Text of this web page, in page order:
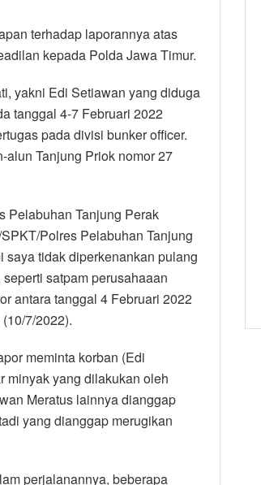
terhadap laporannya atas
kepada Polda Jawa Timur.
yakni Edi Setiawan yang diduga
tanggal 4-7 Februari 2022
pada divisi bunker officer.
Tanjung Priok nomor 27
Pelabuhan Tanjung Perak
Polres Pelabuhan Tanjung
saya tidak diperkenankan pulang
satpam perusahaaan
antara tanggal 4 Februari 2022
7/2022).
meminta korban (Edi
minyak yang dilakukan oleh
Meratus lainnya dianggap
yang dianggap merugikan
perjalanannya, beberapa